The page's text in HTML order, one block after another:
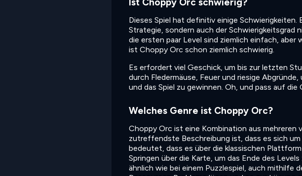
Ist Choppy Orc schwierig?
Dieses Spiel hat definitiv einige
Strategie, sondern auch der Schwierigkeitsgrad
die ersten paar Level sind ziemlich einfach, aber
ist Choppy Orc schon ziemlich schwierig.
Es erfordert viel Geschick, um bis zur letzten
durch Fledermäuse, Feuer und riesige
und das Spiel zu gewinnen. Oh, und pass auf die
Welches Genre ist Choppy Orc?
Choppy Orc ist eine Kombination aus mehreren
zutreffendste Beschreibung ist, dass es sich
bedeutet, dass es über die klassischen
Springen über die Karte, um das Ende des
ähnlich wie bei einem Puzzlespiel, auch mithilfe